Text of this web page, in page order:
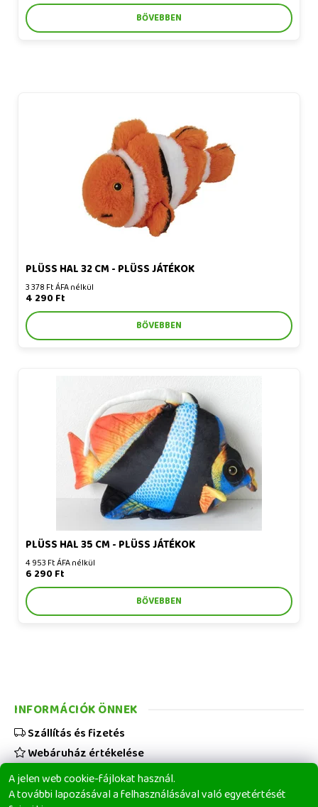
BŐVEBBEN
Plüss hal 32 cm - plüss játékok
PLÜSS HAL 32 CM - PLÜSS JÁTÉKOK
3 378 Ft ÁFA nélkül
4 290 Ft
BŐVEBBEN
Plüss hal 35 cm - plüss játékok
PLÜSS HAL 35 CM - PLÜSS JÁTÉKOK
4 953 Ft ÁFA nélkül
6 290 Ft
BŐVEBBEN
A jelen web cookie-fájlokat használ.
A további lapozásával a felhasználásával való egyetértését
INFORMÁCIÓK ÖNNEK
Szállítás és fizetés
Webáruház értékelése
Viszonteladóknak
Üzleti feltételek